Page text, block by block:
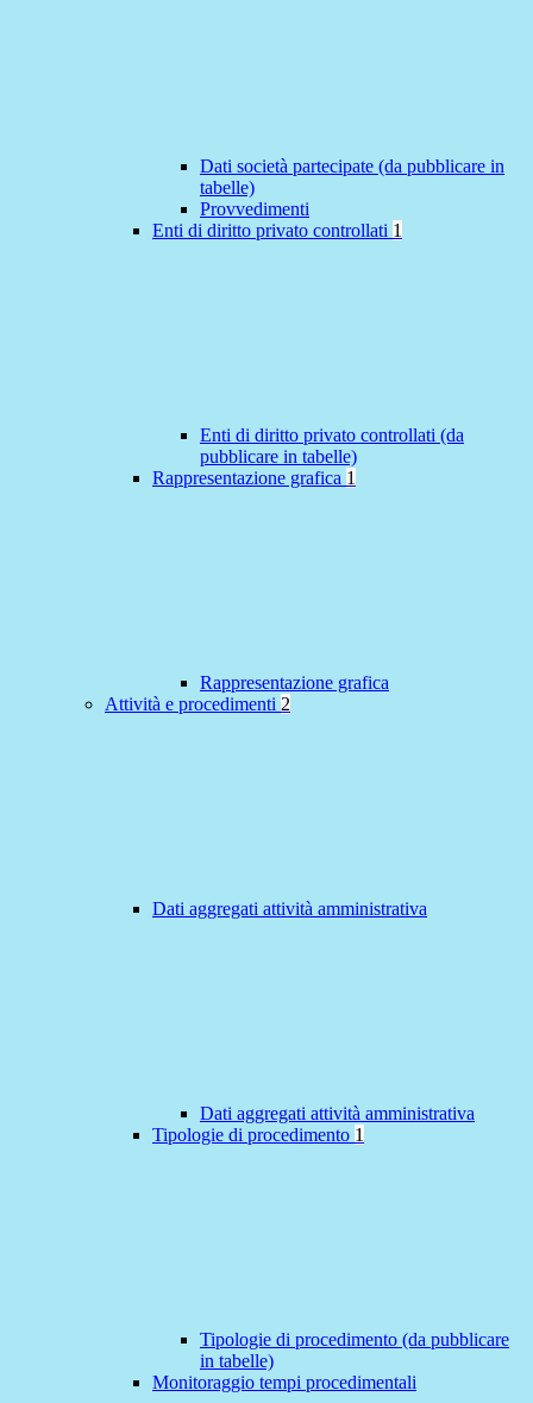
Dati società partecipate (da pubblicare in
tabelle)
Provvedimenti
Enti di diritto privato controllati 1
Enti di diritto privato controllati (da
pubblicare in tabelle)
Rappresentazione grafica 1
Rappresentazione grafica
Attività e procedimenti 2
Dati aggregati attività amministrativa
Dati aggregati attività amministrativa
Tipologie di procedimento 1
Tipologie di procedimento (da pubblicare
in tabelle)
Monitoraggio tempi procedimentali